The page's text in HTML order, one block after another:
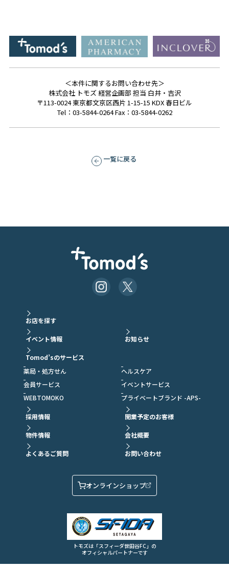
＜本件に関するお問い合わせ先＞
株式会社 トモズ 経営企画部 担当 白井・吉沢
〒113-0024 東京都文京区西片 1-15-15 KDX 春日ビル
Tel：03-5844-0264 Fax：03-5844-0262
一覧に戻る
お店を探す
イベント情報 お知らせ
Tomod’sのサービス
薬局・処方せん
ヘルスケア
会員サービス
イベントサービス
WEBTOMOKO
プライベートブランド -APS-
採用情報 開業予定のお客様
物件情報 会社概要
よくあるご質問 お問い合わせ
オンラインショップ
トモズは「スフィーダ世田谷FC」の
オフィシャルパートナーです